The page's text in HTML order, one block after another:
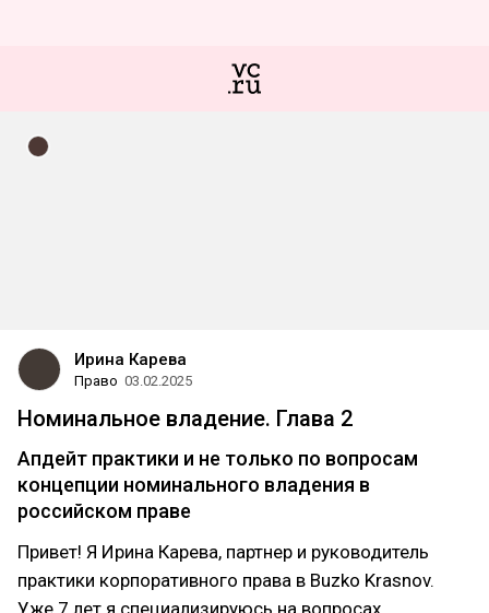
Ирина Карева
Право 03.02.2025
Номинальное владение. Глава 2
Апдейт практики и не только по вопросам
концепции номинального владения в
российском праве
Привет! Я Ирина Карева, партнер и руководитель
практики корпоративного права в Buzko Krasnov.
Уже 7 лет я специализируюсь на вопросах